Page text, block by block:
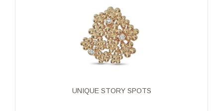
UNIQUE STORY SPOTS